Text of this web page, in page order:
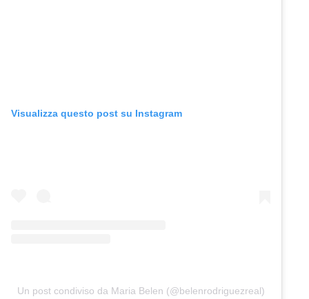
Visualizza questo post su Instagram
Un post condiviso da Maria Belen (@belenrodriguezreal)